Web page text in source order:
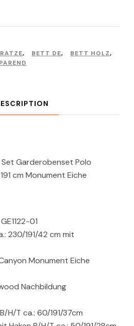
, BETT DE, BETT HOLZ,
Garderobenset Polo
cm Monument Eiche
01
230/191/42 cm mit
Monument Eiche
Nachbildung
H/T ca.: 60/191/37cm